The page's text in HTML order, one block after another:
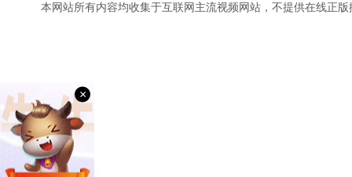
本网站所有内容均收集于互联网主流视频网站，不提供在线正
×